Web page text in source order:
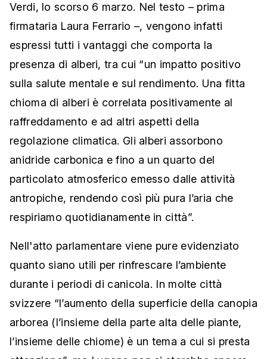
Verdi, lo scorso 6 marzo. Nel testo – prima
firmataria Laura Ferrario –, vengono infatti
espressi tutti i vantaggi che comporta la
presenza di alberi, tra cui “un impatto positivo
sulla salute mentale e sul rendimento. Una fitta
chioma di alberi è correlata positivamente al
raffreddamento e ad altri aspetti della
regolazione climatica. Gli alberi assorbono
anidride carbonica e fino a un quarto del
particolato atmosferico emesso dalle attività
antropiche, rendendo così più pura l’aria che
respiriamo quotidianamente in città”.
Nell'atto parlamentare viene pure evidenziato
quanto siano utili per rinfrescare l’ambiente
durante i periodi di canicola. In molte città
svizzere “l’aumento della superficie della canopia
arborea (l’insieme della parte alta delle piante,
l’insieme delle chiome) è un tema a cui si presta